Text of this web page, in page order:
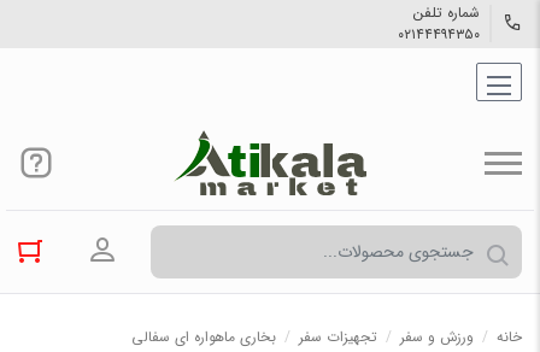
شماره تلفن
۰۲۱۴۴۴۹۴۳۵۰
ورود به
خانه / ورزش و سفر / تجهیزات سفر / بخاری ماهواره ای سفالی